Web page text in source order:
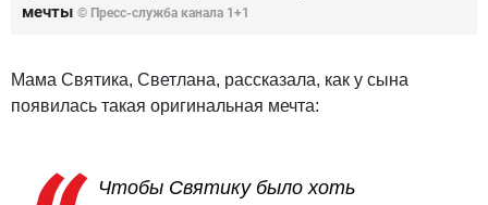
мечты © Пресс-служба канала 1+1
Мама Святика, Светлана, рассказала, как у сына
появилась такая оригинальная мечта:
Чтобы Святику было хоть